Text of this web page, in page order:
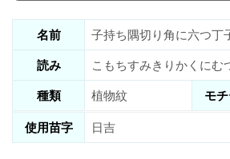
名前
子持ち隅切り角に六つ丁
読み
こもちすみきりかくにむ
種類
植物紋 モ
使用苗字
日吉